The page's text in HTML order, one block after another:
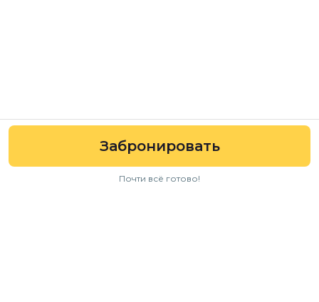
Забронировать
Почти всё готово!